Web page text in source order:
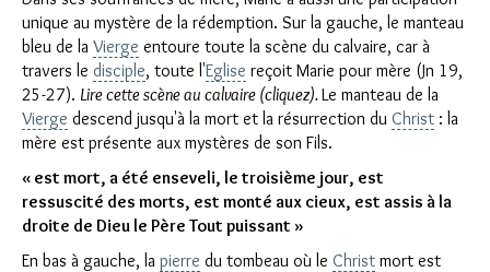
unique au mystère de la rédemption. Sur la gauche, le manteau
bleu de la Vierge entoure toute la scène du calvaire, car à
travers le disciple, toute l'Eglise reçoit Marie pour mère (Jn 19,
25-27). Lire cette scène au calvaire (cliquez).Le manteau de la
Vierge descend jusqu'à la mort et la résurrection du Christ : la
mère est présente aux mystères de son Fils.
« est mort, a été enseveli, le troisième jour, est
ressuscité des morts, est monté aux cieux, est assis à la
droite de Dieu le Père Tout puissant »
En bas à gauche, la pierre du tombeau où le Christ mort est